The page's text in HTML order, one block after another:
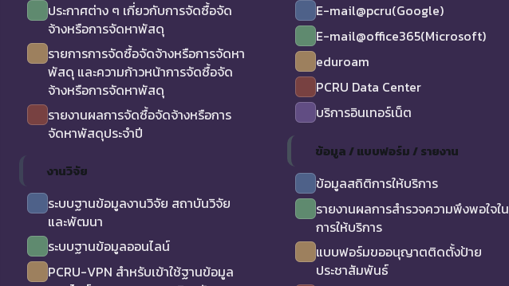
ประกาศต่าง ๆ เกี่ยวกับการจัดซื้อจัด
จ้างหรือการจัดหาพัสดุ
รายการการจัดซื้อจัดจ้างหรือการจัดหา
พัสดุ และความก้าวหน้าการจัดซื้อจัด
จ้างหรือการจัดหาพัสดุ
รายงานผลการจัดซื้อจัดจ้างหรือการ
จัดหาพัสดุประจำปี
งานวิจัย
ระบบฐานข้อมูลงานวิจัย สถาบันวิจัย
และพัฒนา
ระบบฐานข้อมูลออนไลน์
PCRU-VPN สำหรับเข้าใช้ฐานข้อมูล
E-mail@pcru(Google)
E-mail@office365(Microsoft)
eduroam
PCRU Data Center
บริการอินเทอร์เน็ต
ข้อมูล / แบบฟอร์ม / รายงาน
ข้อมูลสถิติการให้บริการ
รายงานผลการสำรวจความพึงพอใจใน
การให้บริการ
แบบฟอร์มขออนุญาตติดตั้งป้าย
ประชาสัมพันธ์